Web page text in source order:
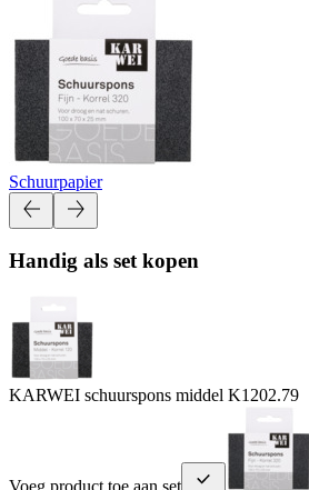
Schuurpapier
Handig als set kopen
KARWEI schuurspons middel K1202.79
Voeg product toe aan set